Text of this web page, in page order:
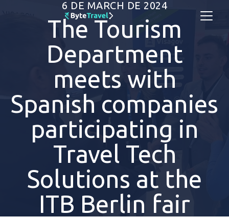
6 DE MARCH DE 2024
The Tourism
Department
meets with
Spanish companies
participating in
Travel Tech
Solutions at the
ITB Berlin fair